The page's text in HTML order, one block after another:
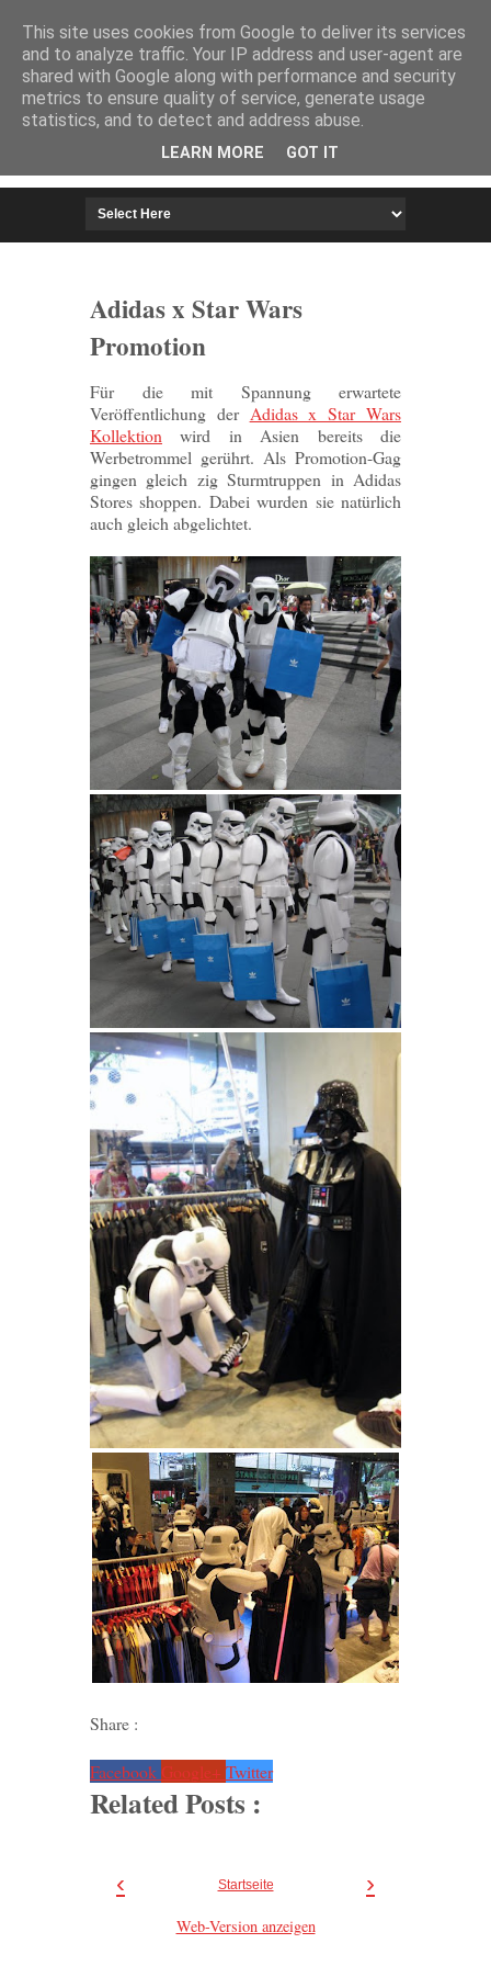
HOME IMPRESSUM
Adidas x Star Wars
Promotion
Für die mit Spannung erwartete
Veröffentlichung der Adidas x Star Wars
Kollektion wird in Asien bereits die
Werbetrommel gerührt. Als Promotion-Gag
gingen gleich zig Sturmtruppen in Adidas
Stores shoppen. Dabei wurden sie natürlich
auch gleich abgelichtet.
Share :
Facebook Google+ Twitter
Related Posts :
‹ ›
Startseite
Web-Version anzeigen
This site uses cookies from Google to deliver its services
and to analyze traffic. Your IP address and user-agent are
shared with Google along with performance and security
metrics to ensure quality of service, generate usage
statistics, and to detect and address abuse.
LEARN MORE GOT IT